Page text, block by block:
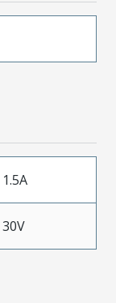
1.5A
30V